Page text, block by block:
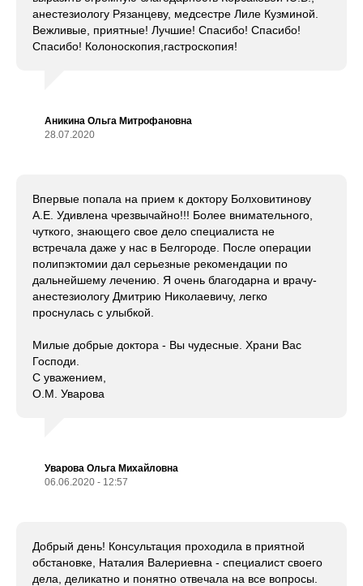
анестезиологу Рязанцеву, медсестре Лиле Кузминой.
Вежливые, приятные! Лучшие! Спасибо! Спасибо!
Спасибо! Колоноскопия,гастроскопия!
Аникина Ольга Митрофановна
28.07.2020
Впервые попала на прием к доктору Болховитинову
А.Е. Удивлена чрезвычайно!!! Более внимательного,
чуткого, знающего свое дело специалиста не
встречала даже у нас в Белгороде. После операции
полипэктомии дал серьезные рекомендации по
дальнейшему лечению. Я очень благодарна и врачу-
анестезиологу Дмитрию Николаевичу, легко
проснулась с улыбкой.
Милые добрые доктора - Вы чудесные. Храни Вас
Господи.
С уважением,
О.М. Уварова
Уварова Ольга Михайловна
06.06.2020 - 12:57
Добрый день! Консультация проходила в приятной
обстановке, Наталия Валериевна - специалист своего
дела, деликатно и понятно отвечала на все вопросы.